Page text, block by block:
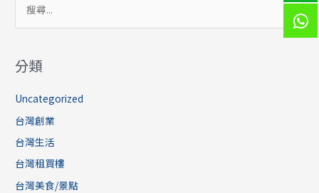
留
數
大
8
最
愛
會
區
鍵
字
:
分類
Uncategorized
台灣創業
台灣⽣活
台灣租買樓
台灣美食/景點